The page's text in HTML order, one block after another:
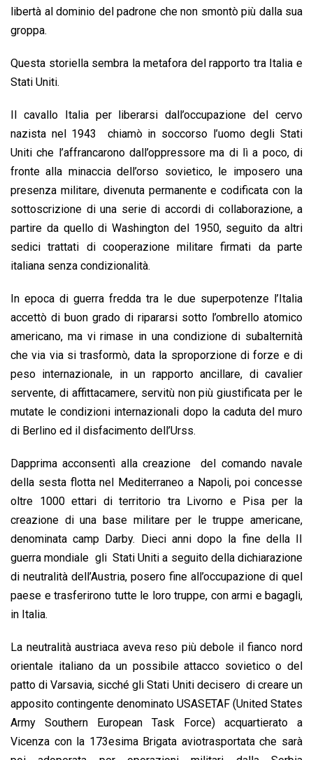
libertà al dominio del padrone che non smontò più dalla sua
groppa.
Questa storiella sembra la metafora del rapporto tra Italia e
Stati Uniti.
Il cavallo Italia per liberarsi dall’occupazione del cervo
nazista nel 1943 chiamò in soccorso l’uomo degli Stati
Uniti che l’affrancarono dall’oppressore ma di lì a poco, di
fronte alla minaccia dell’orso sovietico, le imposero una
presenza militare, divenuta permanente e codificata con la
sottoscrizione di una serie di accordi di collaborazione, a
partire da quello di Washington del 1950, seguito da altri
sedici trattati di cooperazione militare firmati da parte
italiana senza condizionalità.
In epoca di guerra fredda tra le due superpotenze l’Italia
accettò di buon grado di ripararsi sotto l’ombrello atomico
americano, ma vi rimase in una condizione di subalternità
che via via si trasformò, data la sproporzione di forze e di
peso internazionale, in un rapporto ancillare, di cavalier
servente, di affittacamere, servitù non più giustificata per le
mutate le condizioni internazionali dopo la caduta del muro
di Berlino ed il disfacimento dell’Urss.
Dapprima acconsentì alla creazione del comando navale
della sesta flotta nel Mediterraneo a Napoli, poi concesse
oltre 1000 ettari di territorio tra Livorno e Pisa per la
creazione di una base militare per le truppe americane,
denominata camp Darby. Dieci anni dopo la fine della II
guerra mondiale gli Stati Uniti a seguito della dichiarazione
di neutralità dell’Austria, posero fine all’occupazione di quel
paese e trasferirono tutte le loro truppe, con armi e bagagli,
in Italia.
La neutralità austriaca aveva reso più debole il fianco nord
orientale italiano da un possibile attacco sovietico o del
patto di Varsavia, sicché gli Stati Uniti decisero di creare un
apposito contingente denominato USASETAF (United States
Army Southern European Task Force) acquartierato a
Vicenza con la 173esima Brigata aviotrasportata che sarà